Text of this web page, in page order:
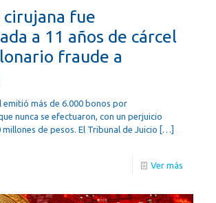
cirujana fue
a 11 años de cárcel
fraude a
emitió más de 6.000 bonos por
nunca se efectuaron, con un perjuicio
millones de pesos. El Tribunal de Juicio […]
Ver más